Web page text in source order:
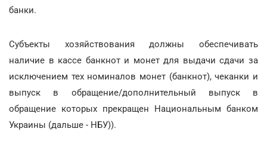
банки.
Субъекты хозяйствования должны обеспечивать
наличие в кассе банкнот и монет для выдачи сдачи за
исключением тех номиналов монет (банкнот), чеканки и
выпуск в обращение/дополнительный выпуск в
обращение которых прекращен Национальным банком
Украины (дальше - НБУ)).